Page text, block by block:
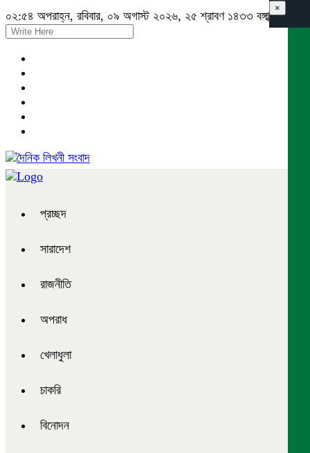
০২:৫৪ অপরাহ্ন, রবিবার, ০৯ অগাস্ট ২০২৬, ২৫ শ্রাবণ ১৪৩৩ বঙ্গাব্দ
প্রচ্ছদ
সারাদেশ
রাজনীতি
অপরাধ
খেলাধুলা
চাকরি
বিনোদন
×